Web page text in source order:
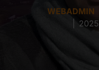
WEBADMIN